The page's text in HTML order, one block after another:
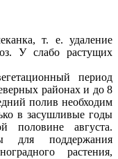
т. е. удаление
У слабо растущих
период
районах и до 8
полив необходим
в засушливые годы
половине августа.
для поддержания
растения,